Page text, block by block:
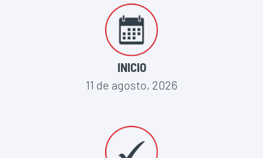
INICIO
11 de agosto, 2026